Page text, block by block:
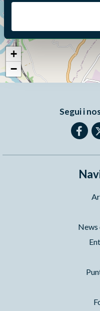
+
−
Segui i
News